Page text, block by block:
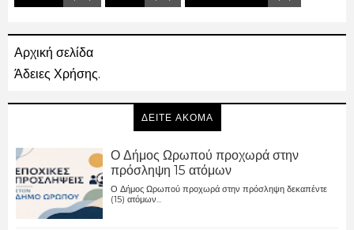
Αρχική σελίδα
Άδειες Χρήσης.
ΔΕΙΤΕ ΑΚΟΜΑ
Ο Δήμος Ωρωπού προχωρά στην
πρόσληψη 15 ατόμων
Ο Δήμος Ωρωπού προχωρά στην πρόσληψη δεκαπέντε
(15) ατόμων...